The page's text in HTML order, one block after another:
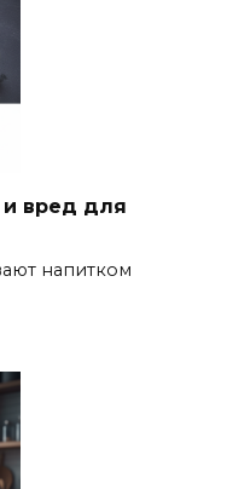
и вред для
напитком